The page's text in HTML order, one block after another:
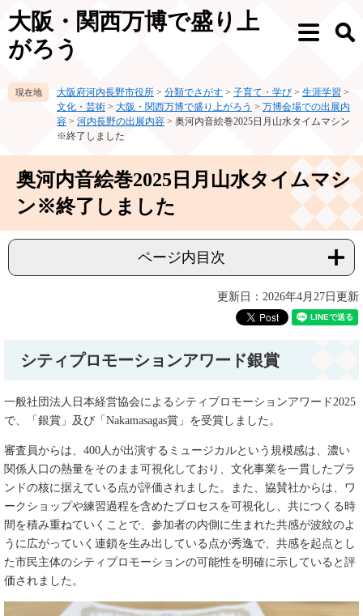
ー
の
ニ
ー
メ
検
大阪・関西万博で盛り上
がろう
大阪府河内長野市役所 > 分類でさがす > 子育て・学び > 生涯学習 >
文化・芸術 > 大阪・関西万博で盛り上がろう > 万博会場での出展内
容 > 河内長野の出展内容 > 奥河内音絵巻2025日月山水タイムマシン
※終了しました
奥河内音絵巻2025日月山水タイムマシ
ン※終了しました
ページ内目次
更新日：2026年4月27日更新
シティプロモーションアワード銀賞
一般社団法人日本経営協会によるシティプロモーションアワード2025
で、「銀賞」及び「Nakamasagas賞」を受賞しました。
審査員からは、400人が出演するミュージカルという規模感は、濃い
関係人口の熱量をそのまま可視化しており、文化事業を一貫したブラ
ンドの核に据えている点が評価されました。また、協賛社からは、ワ
ークショップや練習過程を含めたプロセスを可視化し、共につくる時
間を積み重ねていくことで、参加者の内側に生まれた共感が波紋のよ
うに広がっていく連鎖を生み出している点が秀逸で、共感を起点とし
た市民主体のシティプロモーションの可能性を明確に示していると評
価されました。